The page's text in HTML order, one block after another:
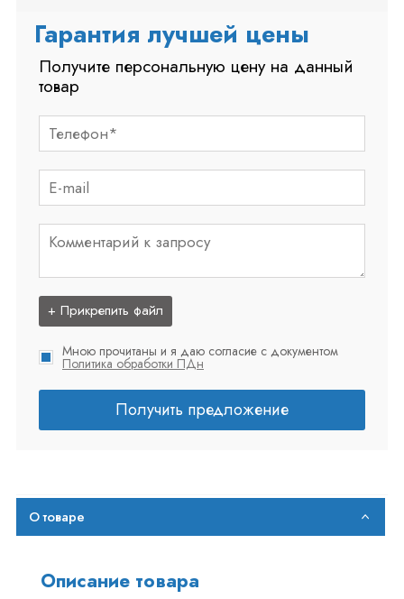
Гарантия лучшей цены
Получите персональную цену на данный
товар
+ Прикрепить файл
Мною прочитаны и я даю согласие с документом
Политика обработки ПДн
Получить предложение
О товаре
Описание товара